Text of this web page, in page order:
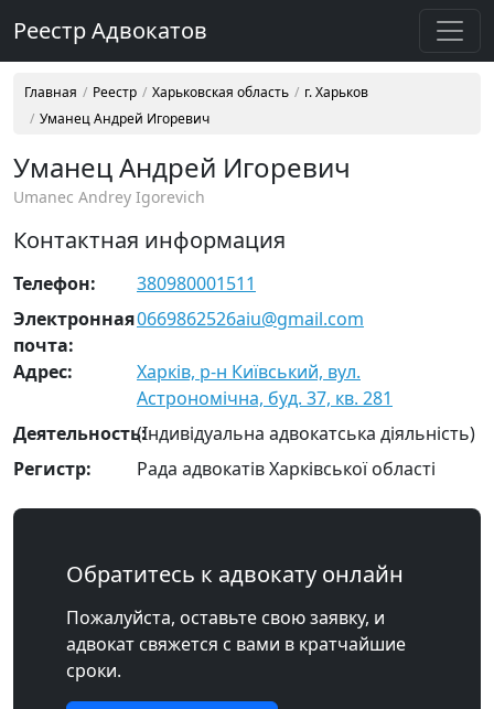
Реестр Адвокатов
Главная Реестр Харьковская область
г. Харьков
Уманец Андрей Игоревич
Уманец Андрей Игоревич
Umanec Andrey Igorevich
Контактная информация
Телефон:
380980001511
Электронная
почта:
0669862526aiu@gmail.com
Адрес:
Харків, р-н Київський, вул.
Астрономічна, буд. 37, кв. 281
Деятельность:(Індивідуальна адвокатська діяльність)
Регистр:
Рада адвокатів Харківської області
Обратитесь к адвокату онлайн
Пожалуйста, оставьте свою заявку, и
адвокат свяжется с вами в кратчайшие
сроки.